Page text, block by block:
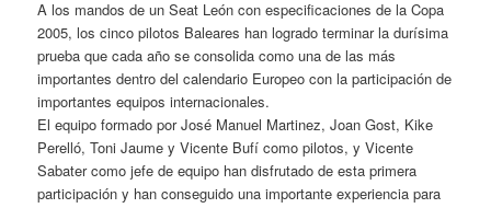
A los mandos de un Seat León con especificaciones de la Copa
2005, los cinco pilotos Baleares han logrado terminar la durísima
prueba que cada año se consolida como una de las más
importantes dentro del calendario Europeo con la participación de
importantes equipos internacionales.
El equipo formado por José Manuel Martinez, Joan Gost, Kike
Perelló, Toni Jaume y Vicente Bufí como pilotos, y Vicente
Sabater como jefe de equipo han disfrutado de esta primera
participación y han conseguido una importante experiencia para